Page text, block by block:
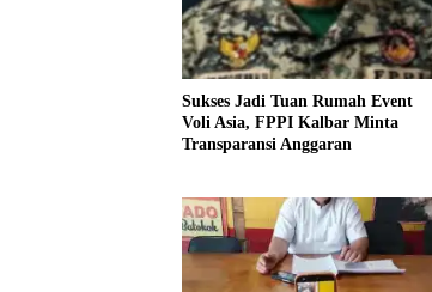
Sukses Jadi Tuan Rumah Event
Voli Asia, FPPI Kalbar Minta
Transparansi Anggaran